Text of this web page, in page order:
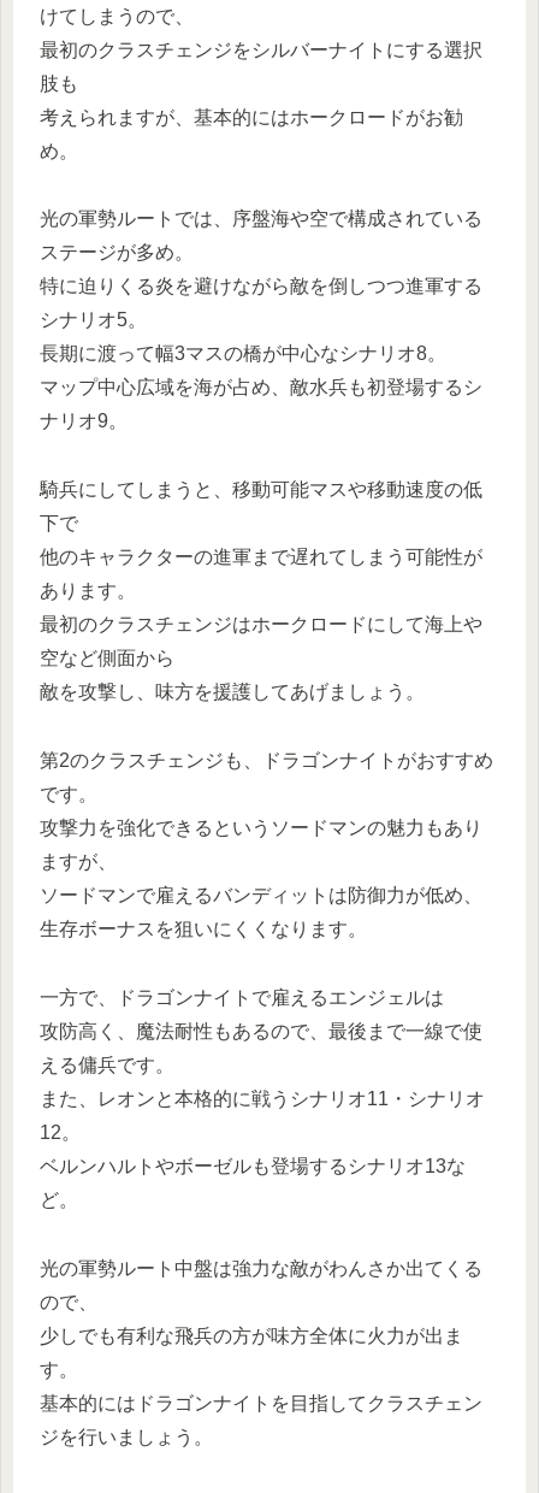
けてしまうので、
最初のクラスチェンジをシルバーナイトにする選択
肢も
考えられますが、基本的にはホークロードがお勧
め。
光の軍勢ルートでは、序盤海や空で構成されている
ステージが多め。
特に迫りくる炎を避けながら敵を倒しつつ進軍する
シナリオ5。
長期に渡って幅3マスの橋が中心なシナリオ8。
マップ中心広域を海が占め、敵水兵も初登場するシ
ナリオ9。
騎兵にしてしまうと、移動可能マスや移動速度の低
下で
他のキャラクターの進軍まで遅れてしまう可能性が
あります。
最初のクラスチェンジはホークロードにして海上や
空など側面から
敵を攻撃し、味方を援護してあげましょう。
第2のクラスチェンジも、ドラゴンナイトがおすすめ
です。
攻撃力を強化できるというソードマンの魅力もあり
ますが、
ソードマンで雇えるバンディットは防御力が低め、
生存ボーナスを狙いにくくなります。
一方で、ドラゴンナイトで雇えるエンジェルは
攻防高く、魔法耐性もあるので、最後まで一線で使
える傭兵です。
また、レオンと本格的に戦うシナリオ11・シナリオ
12。
ベルンハルトやボーゼルも登場するシナリオ13な
ど。
光の軍勢ルート中盤は強力な敵がわんさか出てくる
ので、
少しでも有利な飛兵の方が味方全体に火力が出ま
す。
基本的にはドラゴンナイトを目指してクラスチェン
ジを行いましょう。